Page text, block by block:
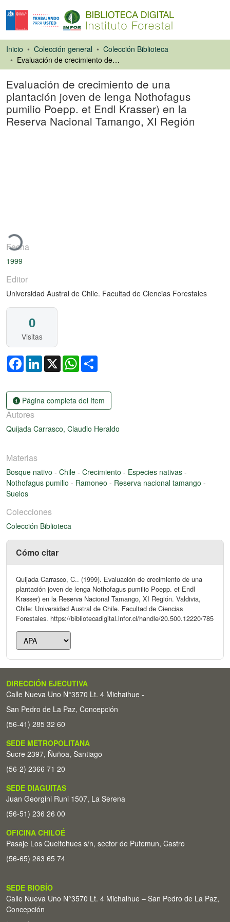
Inicio Colección general
Colección Biblioteca
Evaluación de crecimiento de una plantación joven de lenga Nothofagus pumilio Poepp. et Endl Krasser) en la Reserva Nacional Tamango, XI Región
Evaluación de crecimiento de una
plantación joven de lenga Nothofagus
pumilio Poepp. et Endl Krasser) en la
Reserva Nacional Tamango, XI Región
Fecha
1999
Editor
Universidad Austral de Chile. Facultad de Ciencias Forestales
0
Visitas
FacebookLinkedIn
X WhatsApp
Página completa del ítem
Autores
Quijada Carrasco, Claudio Heraldo
Materias
Bosque nativo - Chile - Crecimiento - Especies nativas -
Nothofagus pumilio - Ramoneo - Reserva nacional tamango -
Suelos
Colecciones
Colección Biblioteca
Cómo citar
Quijada Carrasco, C.. (1999). Evaluación de crecimiento de una
plantación joven de lenga Nothofagus pumilio Poepp. et Endl
Krasser) en la Reserva Nacional Tamango, XI Región. Valdivia,
Chile: Universidad Austral de Chile. Facultad de Ciencias
Forestales. https://bibliotecadigital.infor.cl/handle/20.500.12220/785
DIRECCIÓN EJECUTIVA
Calle Nueva Uno N°3570 Lt. 4 Michaihue -
San Pedro de La Paz, Concepción
(56-41) 285 32 60
SEDE METROPOLITANA
Sucre 2397, Ñuñoa, Santiago
(56-2) 2366 71 20
SEDE DIAGUITAS
Juan Georgini Runi 1507, La Serena
(56-51) 236 26 00
OFICINA CHILOÉ
Pasaje Los Queltehues s/n, sector de Putemun, Castro
(56-65) 263 65 74
SEDE BIOBÍO
Calle Nueva Uno N°3570 Lt. 4 Michaihue – San Pedro de La Paz,
Concepción